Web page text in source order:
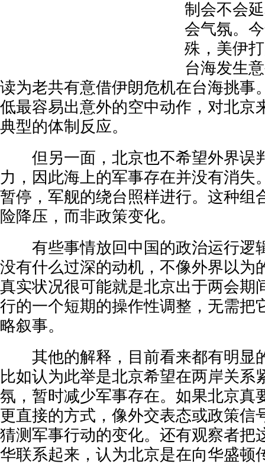
制会不会
会气氛。
殊，美伊
台海发生
读为老共有意借伊朗危机在台海挑事
低最容易出意外的空中动作，对北京
典型的体制反应。
但另一面，北京也不希望外界误
力，因此海上的军事存在并没有消失
暂停，军舰的绕台照样进行。这种组
险降压，而非政策变化。
有些事情放回中国的政治运行逻
没有什么过深的动机，不像外界以为
真实状况很可能就是北京出于两会期
行的一个短期的操作性调整，无需把
略叙事。
其他的解释，目前看来都有明显
比如认为此举是北京希望在两岸关系
氛，暂时减少军事存在。如果北京真
更直接的方式，像外交表态或政策信
猜测军事行动的变化。还有观察者把
华联系起来，认为北京是在向华盛顿